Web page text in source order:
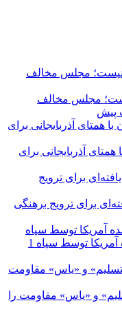
نیست؛ مجلس مخالف
آذربایجانی برای
برای ترویج برهنگی
آمریکا توسط سپاه 1
و «یاس» مقاومت را